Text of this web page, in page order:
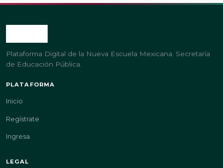
Plataforma Digital de la Nueva Escuela Mexicana. Secretaría
de Educación Pública.
PLATAFORMA
Inicio
Regístrate
Ingresa
LEGAL